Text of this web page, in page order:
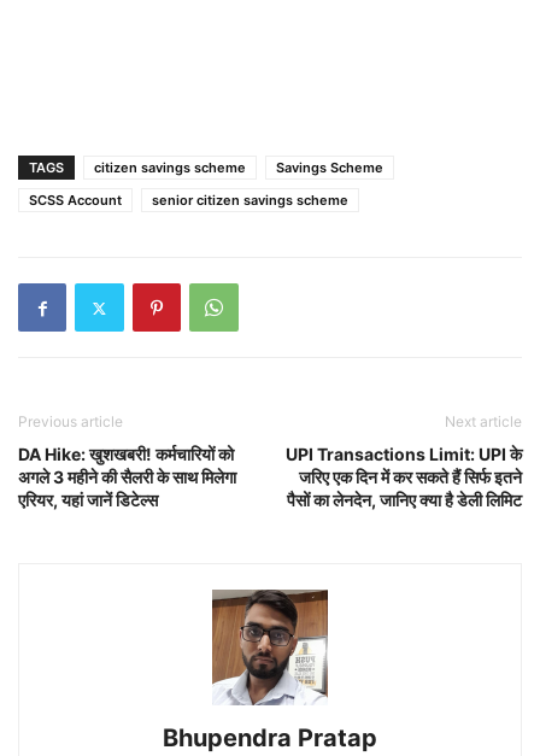
TAGS citizen savings scheme
Savings Scheme
SCSS Account
senior citizen savings scheme
Previous article
DA Hike: खुशखबरी! कर्मचारियों को
अगले 3 महीने की सैलरी के साथ मिलेगा
एरियर, यहां जानें डिटेल्स
Next article
UPI Transactions Limit: UPI के
जरिए एक दिन में कर सकते हैं सिर्फ इतने
पैसों का लेनदेन, जानिए क्या है डेली लिमिट
Bhupendra Pratap